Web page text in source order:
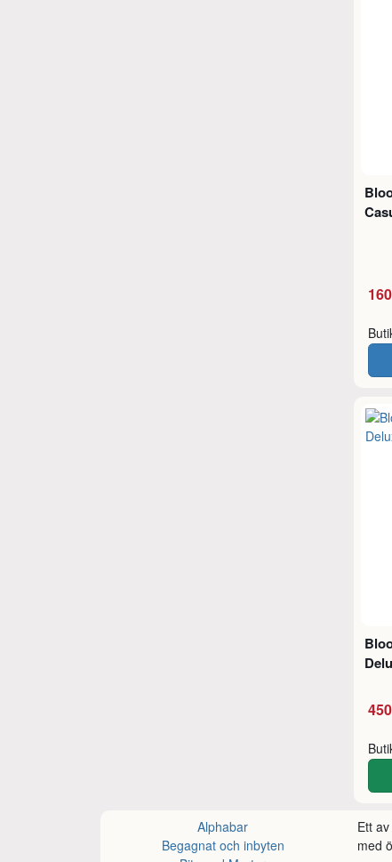
Alphabar
Begagnat och inbyten
Ett
med